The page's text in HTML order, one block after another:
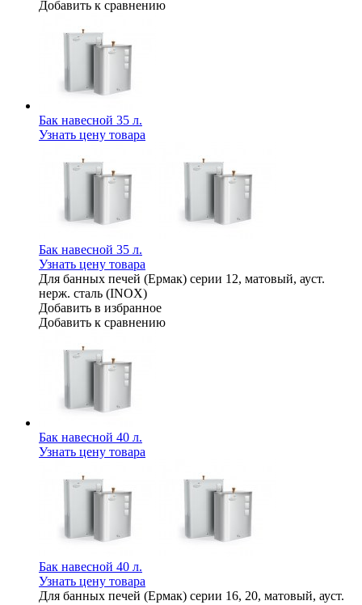
Добавить к сравнению
Бак навесной 35 л.
Узнать цену товара
Бак навесной 35 л.
Узнать цену товара
Для банных печей (Ермак) серии 12, матовый, ауст.
нерж. сталь (INOX)
Добавить в избранное
Добавить к сравнению
Бак навесной 40 л.
Узнать цену товара
Бак навесной 40 л.
Узнать цену товара
Для банных печей (Ермак) серии 16, 20, матовый, ауст.